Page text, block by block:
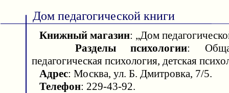
Дом педагогической книги
Книжный магазин: „Дом
Разделы психологии:
педагогическая психология, детская
Адрес: Москва, ул. Б. Дмитровка, 7/5.
Телефон: 229-43-92.